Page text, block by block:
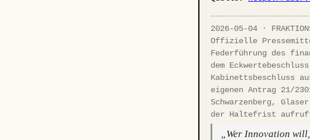
2026-05-04 ·
Offizielle
Federführung des
dem
Kabinettsbeschluss
eigenen Antrag 21/
Schwarzenberg,
der Haltefrist
„Wer Innovation